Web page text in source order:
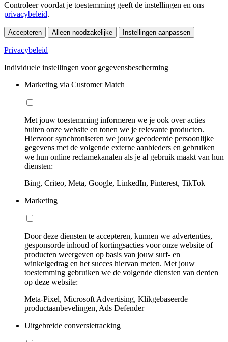
Controleer voordat je toestemming geeft de instellingen en ons
privacybeleid.
Accepteren Alleen noodzakelijke Instellingen aanpassen
Privacybeleid
Individuele instellingen voor gegevensbescherming
Marketing via Customer Match
Met jouw toestemming informeren we je ook over acties
buiten onze website en tonen we je relevante producten.
Hiervoor synchroniseren we jouw gecodeerde persoonlijke
gegevens met de volgende externe aanbieders en gebruiken
we hun online reclamekanalen als je al gebruik maakt van hun
diensten:
Bing, Criteo, Meta, Google, LinkedIn, Pinterest, TikTok
Marketing
Door deze diensten te accepteren, kunnen we advertenties,
gesponsorde inhoud of kortingsacties voor onze website of
producten weergeven op basis van jouw surf- en
winkelgedrag en het succes hiervan meten. Met jouw
toestemming gebruiken we de volgende diensten van derden
op deze website:
Meta-Pixel, Microsoft Advertising, Klikgebaseerde
productaanbevelingen, Ads Defender
Uitgebreide conversietracking